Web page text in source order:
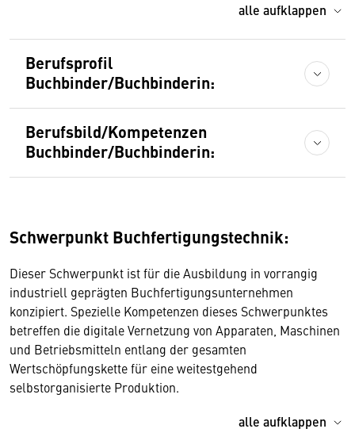
alle aufklappen
Berufsprofil
Buchbinder/Buchbinderin:
Berufsbild/Kompetenzen
Buchbinder/Buchbinderin:
Schwerpunkt Buchfertigungstechnik:
Dieser Schwerpunkt ist für die Ausbildung in vorrangig
industriell geprägten Buchfertigungsunternehmen
konzipiert. Spezielle Kompetenzen dieses Schwerpunktes
betreffen die digitale Vernetzung von Apparaten, Maschinen
und Betriebsmitteln entlang der gesamten
Wertschöpfungskette für eine weitestgehend
selbstorganisierte Produktion.
alle aufklappen